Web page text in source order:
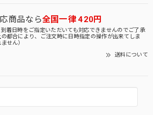
商品なら全国一律 420円
着日時をご指定いただいても対応できませんのでご了承
都合により、ご注文時に日時指定の操作が出来てしま
せん）
送料について